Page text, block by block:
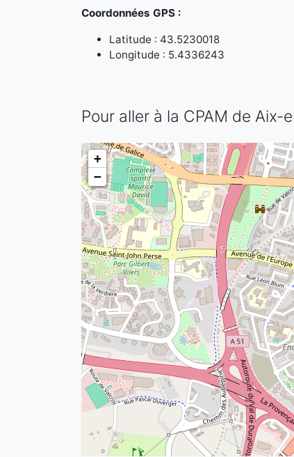
Coordonnées GPS :
Latitude : 43.5230018
Longitude : 5.4336243
Pour aller à la CPAM de Aix-
+
−